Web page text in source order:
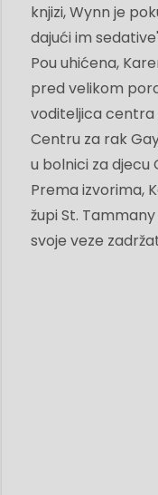
knjizi, Wynn je
dajući im
Pou uhićena,
pred velikom
voditeljica centra
Centru za rak
u bolnici za djecu
Prema izvorima,
župi St.
svoje veze